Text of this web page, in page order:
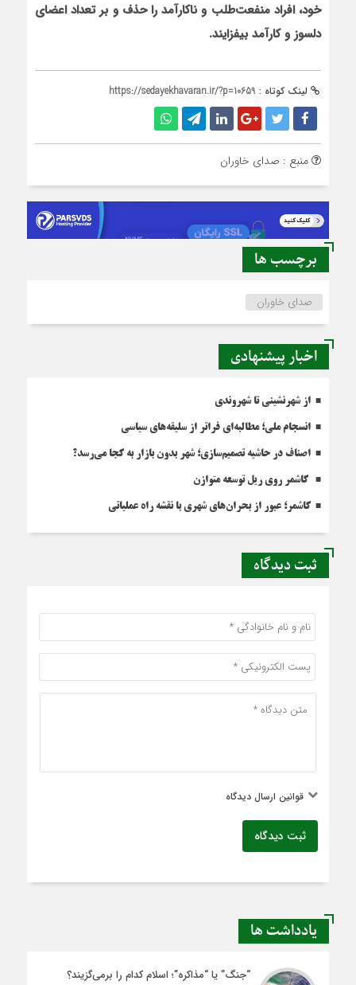
خود، افراد منفعت‌طلب و ناکارآمد را حذف و بر تعداد اعضای
دلسوز و کارآمد بیفزایند.
لینک کوتاه : https://sedayekhavaran.ir/?p=10659
منبع : صدای خاوران
برچسب ها
صدای خاوران
اخبار پیشنهادی
از شهرنشینی تا شهروندی
انسجام ملی؛ مطالبه‌ای فراتر از سلیقه‌های سیاسی
اصناف در حاشیه تصمیم‌سازی؛ شهر بدون بازار به کجا می‌رسد؟
کاشمر روی ریل توسعه متوازن
کاشمر؛ عبور از بحران‌های شهری با نقشه راه عملیاتی
ثبت دیدگاه
قوانین ارسال دیدگاه
ثبت دیدگاه
یادداشت ها
“جنگ” یا “مذاکره”؛ اسلام کدام را برمی‌گزیند؟